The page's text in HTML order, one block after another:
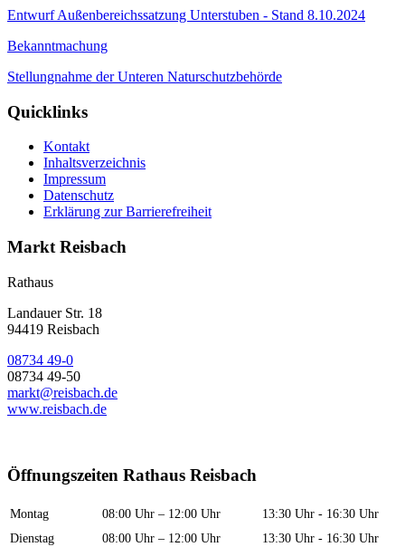
Entwurf Außenbereichssatzung Unterstuben - Stand 8.10.2024
Bekanntmachung
Stellungnahme der Unteren Naturschutzbehörde
Quicklinks
Kontakt
Inhaltsverzeichnis
Impressum
Datenschutz
Erklärung zur Barrierefreiheit
Markt Reisbach
Rathaus
Landauer Str. 18
94419 Reisbach
08734 49-0
08734 49-50
markt@reisbach.de
www.reisbach.de
Öffnungszeiten Rathaus Reisbach
Montag 08:00 Uhr – 12:00 Uhr
13:30 Uhr - 16:30 Uhr
Dienstag
08:00 Uhr – 12:00 Uhr 13:30 Uhr - 16:30 Uhr